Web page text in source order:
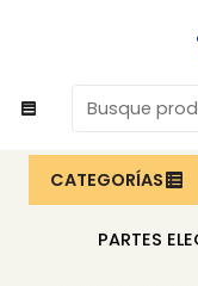
CATEGORÍAS
PARTES